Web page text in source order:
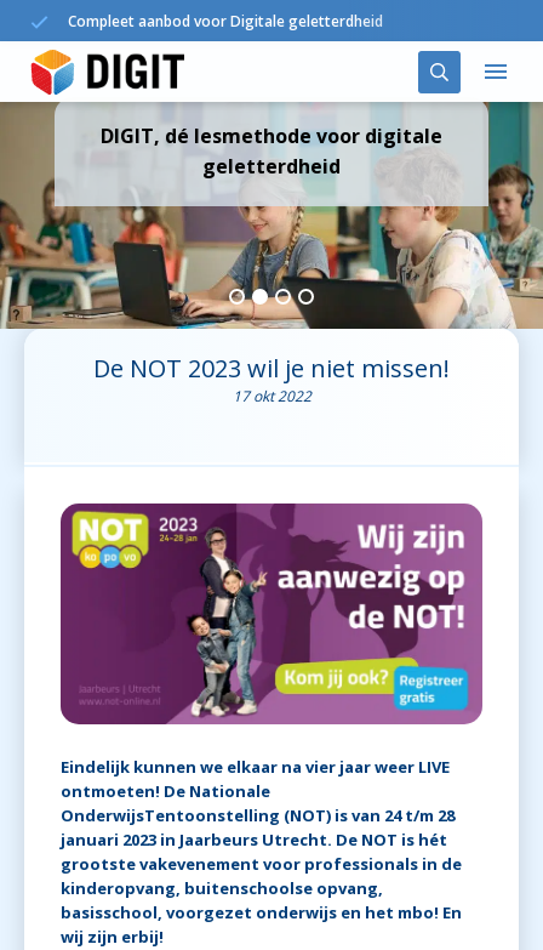
Compleet aanbod voor Digitale geletterdheid
DIGIT in het onderwijs
Agenda
DIGIT, dé lesmethode voor digitale
geletterdheid
De NOT 2023 wil je niet missen!
17 okt 2022
Eindelijk kunnen we elkaar na vier jaar weer LIVE
ontmoeten! De Nationale
OnderwijsTentoonstelling (NOT) is van 24 t/m 28
januari 2023 in Jaarbeurs Utrecht. De NOT is hét
grootste vakevenement voor professionals in de
kinderopvang, buitenschoolse opvang,
basisschool, voorgezet onderwijs en het mbo! En
wij zijn erbij!